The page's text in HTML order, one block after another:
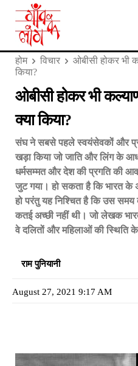
होम विचार
ओबीसी होकर भी
किया?
ओबीसी होकर भी
क्या किया?
संघ ने सबसे पहले स्वयंसेवकों और
खड़ा किया जो जाति और लिंग के
धर्मसम्मत और देश की प्रगति की
जुट गया। हो सकता है कि भारत के
हो परंतु यह निश्चित है कि उस
कतई अच्छी नहीं थी। जो लेखक
वे दलितों और महिलाओं की स्थिति
राम पुनियानी
August 27, 2021 9:17 AM